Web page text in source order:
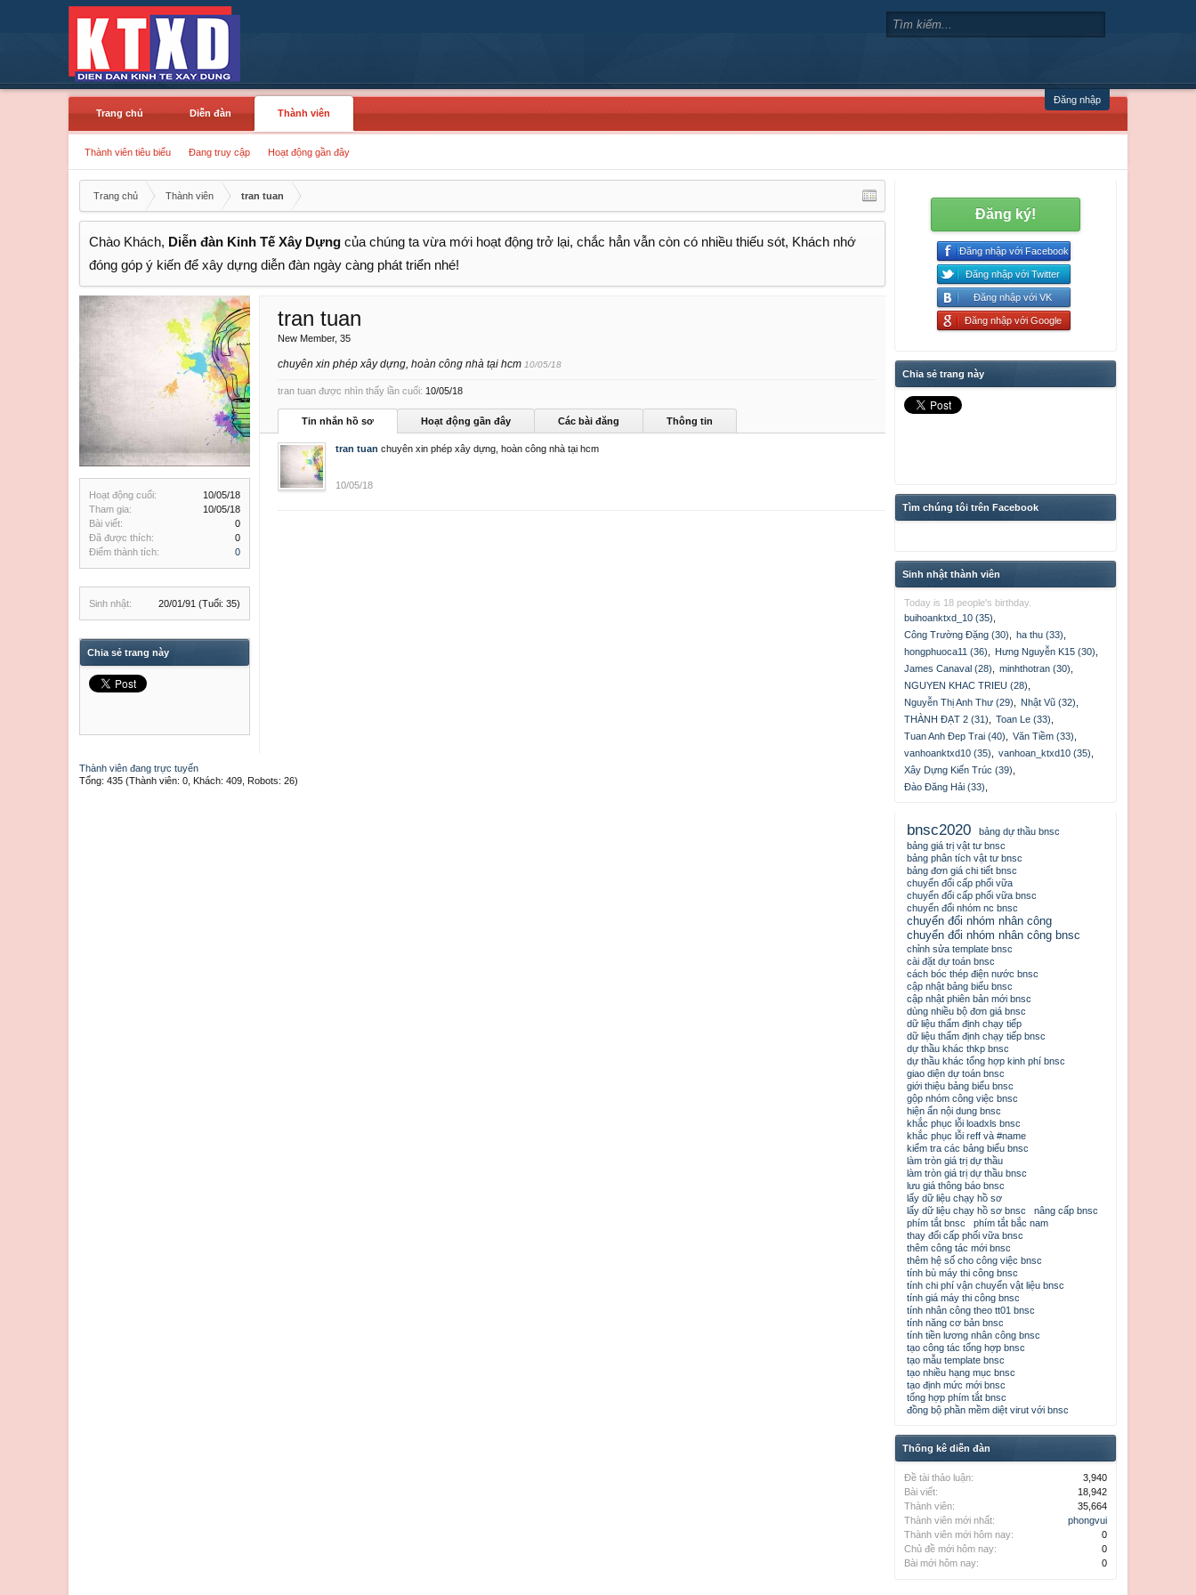
Đăng nhập
Trang chủ
Diễn đàn Thành viên
Thành viên tiêu biểu Đang truy cập Hoạt động gần đây
Trang chủ Thành viên tran tuan
Chào Khách, Diễn đàn Kinh Tế Xây Dựng của chúng ta vừa mới hoạt động trở lại, chắc hẳn vẫn còn có nhiều thiếu sót, Khách nhớ
đóng góp ý kiến để xây dựng diễn đàn ngày càng phát triển nhé!
Hoạt động cuối:
10/05/18
Tham gia:
10/05/18
Bài viết:
0
Đã được thích:
0
Điểm thành tích:
0
Sinh nhật: 20/01/91 (Tuổi: 35)
Chia sẻ trang này
tran tuan
New Member, 35
chuyên xin phép xây dựng, hoàn công nhà tại hcm 10/05/18
tran tuan được nhìn thấy lần cuối: 10/05/18
Tin nhắn hồ sơ Hoạt động gần đây Các bài đăng Thông tin
tran tuan chuyên xin phép xây dựng, hoàn công nhà tại hcm
10/05/18
Thành viên đang trực tuyến
Tổng: 435 (Thành viên: 0, Khách: 409, Robots: 26)
Đăng ký!
Đăng nhập với Facebook
Đăng nhập với Twitter
Đăng nhập với VK
Đăng nhập với Google
Chia sẻ trang này
Tìm chúng tôi trên Facebook
Sinh nhật thành viên
Today is 18 people's birthday.
buihoanktxd_10 (35)
Công Trường Đặng (30)
ha thu (33)
hongphuoca11 (36)
Hưng Nguyễn K15 (30)
James Canaval (28)
minhthotran (30)
NGUYEN KHAC TRIEU (28)
Nguyễn Thị Anh Thư (29)
Nhật Vũ (32)
THÀNH ĐẠT 2 (31)
Toan Le (33)
Tuan Anh Đep Trai (40)
Văn Tiềm (33)
vanhoanktxd10 (35)
vanhoan_ktxd10 (35)
Xây Dựng Kiến Trúc (39)
Đào Đăng Hải (33)
bnsc2020
bảng dự thầu bnsc
bảng giá trị vật tư bnsc
bảng phân tích vật tư bnsc
bảng đơn giá chi tiết bnsc
chuyển đổi cấp phối vữa
chuyển đổi cấp phối vữa bnsc
chuyển đổi nhóm nc bnsc
chuyển đổi nhóm nhân công
chuyển đổi nhóm nhân công bnsc
chỉnh sửa template bnsc
cài đặt dự toán bnsc
cách bóc thép điện nước bnsc
cập nhật bảng biểu bnsc
cập nhật phiên bản mới bnsc
dùng nhiều bộ đơn giá bnsc
dữ liệu thẩm định chạy tiếp
dữ liệu thẩm định chạy tiếp bnsc
dự thầu khác thkp bnsc
dự thầu khác tổng hợp kinh phí bnsc
giao diện dự toán bnsc
giới thiệu bảng biểu bnsc
gộp nhóm công việc bnsc
hiện ẩn nội dung bnsc
khắc phục lỗi loadxls bnsc
khắc phục lỗi reff và #name
kiểm tra các bảng biểu bnsc
làm tròn giá trị dự thầu
làm tròn giá trị dự thầu bnsc
lưu giá thông báo bnsc
lấy dữ liệu chạy hồ sơ
lấy dữ liệu chạy hồ sơ bnsc
nâng cấp bnsc
phím tắt bnsc
phím tắt bắc nam
thay đổi cấp phối vữa bnsc
thêm công tác mới bnsc
thêm hệ số cho công việc bnsc
tính bù máy thi công bnsc
tính chi phí vận chuyển vật liệu bnsc
tính giá máy thi công bnsc
tính nhân công theo tt01 bnsc
tính năng cơ bản bnsc
tính tiền lương nhân công bnsc
tạo công tác tổng hợp bnsc
tạo mẫu template bnsc
tạo nhiều hạng mục bnsc
tạo định mức mới bnsc
tổng hợp phím tắt bnsc
đồng bộ phần mềm diệt virut với bnsc
Thống kê diễn đàn
Đề tài thảo luận:
3,940
Bài viết:
18,942
Thành viên:
35,664
Thành viên mới nhất:
phongvui
Thành viên mới hôm nay:
0
Chủ đề mới hôm nay:
0
Bài mới hôm nay:
0